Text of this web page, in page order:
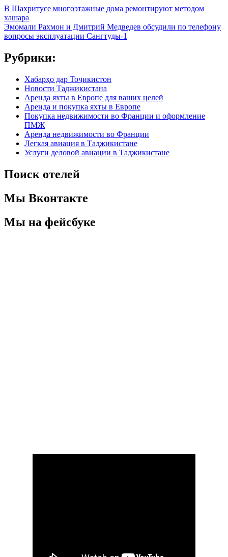
В Шахритусе многоэтажные дома ремонтируют методом
хашара
Эмомали Рахмон и Дмитрий Медведев обсудили по телефону
вопросы эксплуатации Сангтуды-1
Рубрики:
Хабарҳо дар Тоҷикистон
Новости Таджикистана
Аренда яхты в Европе для ваших целей
Аренда и покупка яхты в Европе
Покупка недвижимости во Франции и оформление
ПМЖ
Аренда недвижимости во Франции
Легкая авиация в Таджикистане
Услуги деловой авиации в Таджикистане
Поиск отелей
Мы Вконтакте
Мы на фейсбуке